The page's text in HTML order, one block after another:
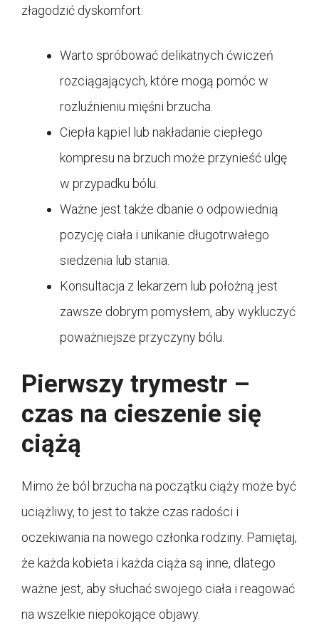
złagodzić dyskomfort:
Warto spróbować delikatnych ćwiczeń
rozciągających, które mogą pomóc w
rozluźnieniu mięśni brzucha.
Ciepła kąpiel lub nakładanie ciepłego
kompresu na brzuch może przynieść ulgę
w przypadku bólu.
Ważne jest także dbanie o odpowiednią
pozycję ciała i unikanie długotrwałego
siedzenia lub stania.
Konsultacja z lekarzem lub położną jest
zawsze dobrym pomysłem, aby wykluczyć
poważniejsze przyczyny bólu.
Pierwszy trymestr –
czas na cieszenie się
ciążą
Mimo że ból brzucha na początku ciąży może być
uciążliwy, to jest to także czas radości i
oczekiwania na nowego członka rodziny. Pamiętaj,
że każda kobieta i każda ciąża są inne, dlatego
ważne jest, aby słuchać swojego ciała i reagować
na wszelkie niepokojące objawy.